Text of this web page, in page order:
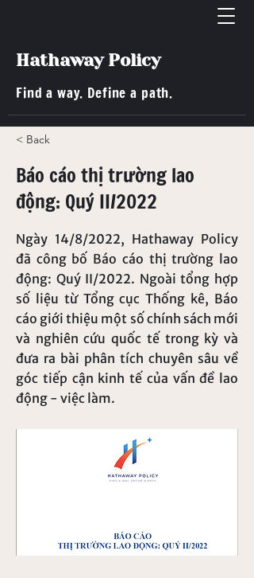
Hathaway Policy
Find a way. Define a path.
< Back
Báo cáo thị trường lao
động: Quý II/2022
Ngày 14/8/2022, Hathaway Policy
đã công bố Báo cáo thị trường lao
động: Quý II/2022. Ngoài tổng hợp
số liệu từ Tổng cục Thống kê, Báo
cáo giới thiệu một số chính sách mới
và nghiên cứu quốc tế trong kỳ và
đưa ra bài phân tích chuyên sâu về
góc tiếp cận kinh tế của vấn đề lao
động - việc làm.